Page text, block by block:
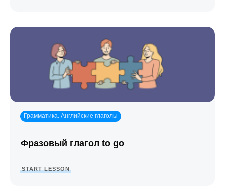
Грамматика, Английские глаголы
Фразовый глагол to go
START LESSON